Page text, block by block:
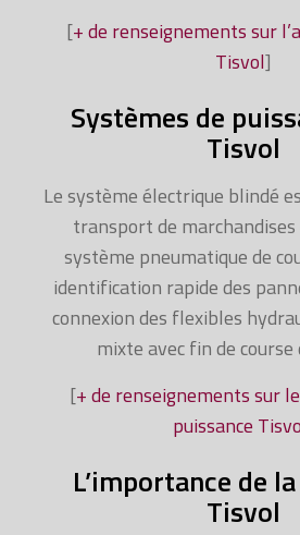
[+ de renseignements sur
Tisvol]
Systèmes de
Tisvol
Le système électrique blindé
transport de marchandises
système pneumatique de
identification rapide des
connexion des flexibles
mixte avec fin de course
[+ de renseignements sur
puissance
L’importance de
Tisvol